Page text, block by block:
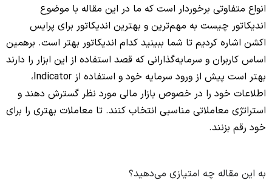
انواع متفاوتی برخوردار است که ما در این مقاله با موضوع
اندیکاتور چیست به مهم‌ترین و بهترین اندیکاتور برای پرایس
اکشن اشاره کردیم تا شما ببینید کدام اندیکاتور بهتر است. برهمین
اساس کاربران و سرمایه‌گذارانی که قصد استفاده از این ابزار را دارند
بهتر است پیش از ورود سرمایه خود و استفاده از Indicator،
اطلاعات خود را در خصوص بازار مالی مورد نظر گسترش دهند و
استراتژی معاملاتی مناسبی انتخاب کنند. تا معاملات بهتری را برای
خود رقم بزنند.
به این مقاله چه امتیازی می‌دهید؟